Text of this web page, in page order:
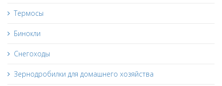
Термосы
Бинокли
Снегоходы
Зернодробилки для домашнего хозяйства